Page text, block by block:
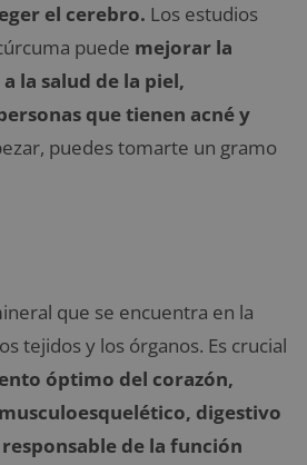
el cerebro. Los estudios
puede mejorar la
la salud de la piel,
que tienen acné y
puedes tomarte un gramo
que se encuentra en la
tejidos y los órganos. Es crucial
óptimo del corazón,
digestivo
de la función